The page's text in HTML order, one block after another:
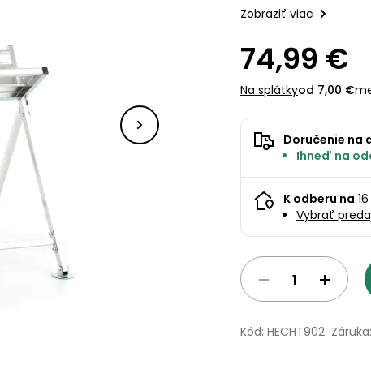
Zobraziť viac
74,99 €
Na splátkyod 7,00 €
Doručenie na
Ihneď na
K odberu na
Vybrať
Kód: HECHT902